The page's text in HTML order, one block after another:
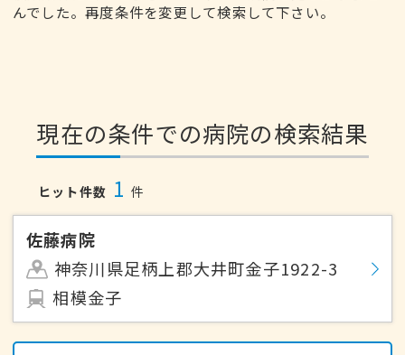
んでした。再度条件を変更して検索して下さい。
現在の条件での病院の検索結果
ヒット件数 1 件
佐藤病院
神奈川県足柄上郡大井町金子1922-3
相模金子